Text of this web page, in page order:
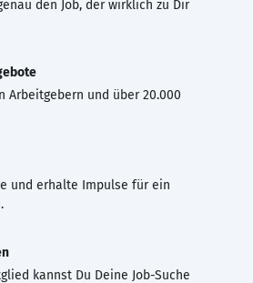
den Job, der wirklich zu Dir
Arbeitgebern und über 20.000
und erhalte Impulse für ein
kannst Du Deine Job-Suche